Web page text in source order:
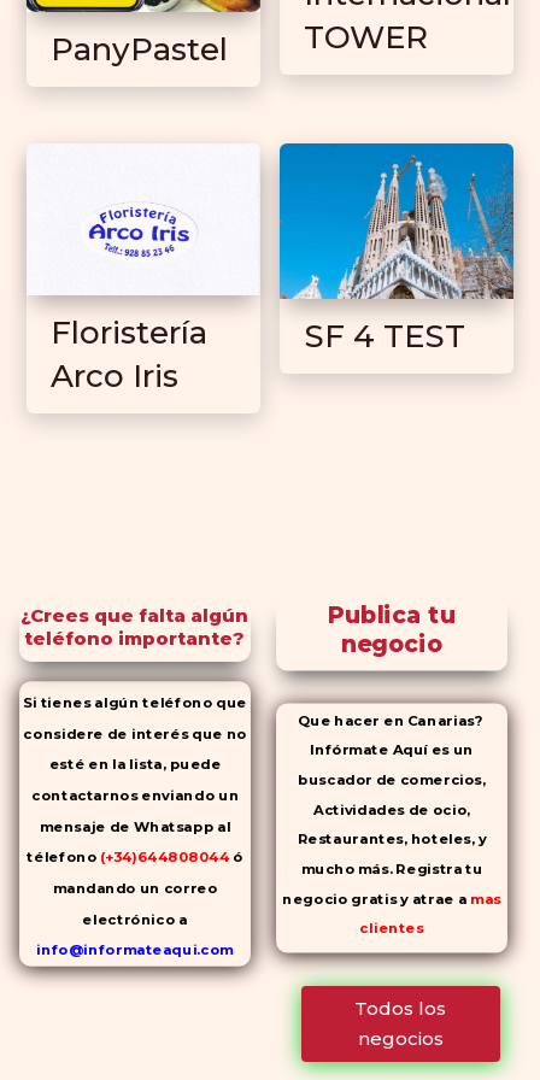
PanyPastel
TOWER
Floristería
Arco Iris
SF 4 TEST
¿Crees que falta algún
teléfono importante?
Si tienes algún teléfono que
considere de interés que no
esté en la lista, puede
contactarnos enviando un
mensaje de Whatsapp al
télefono (+34)644808044 ó
mandando un correo
electrónico a
info@informateaqui.com
Mientras que antes la
Publica tu
negocio
Que hacer en Canarias?
Infórmate Aquí es un
buscador de comercios,
Actividades de ocio,
Restaurantes, hoteles, y
mucho más. Registra tu
negocio gratis y atrae a mas
clientes
Todos los
negocios